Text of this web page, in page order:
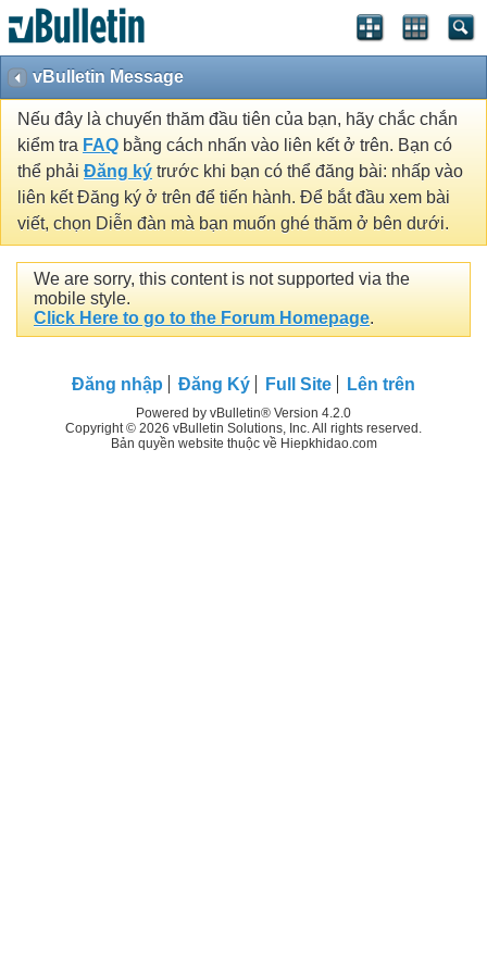
vBulletin Message
Nếu đây là chuyến thăm đầu tiên của bạn, hãy chắc chắn
kiểm tra FAQ bằng cách nhấn vào liên kết ở trên. Bạn có
thể phải Đăng ký trước khi bạn có thể đăng bài: nhấp vào
liên kết Đăng ký ở trên để tiến hành. Để bắt đầu xem bài
viết, chọn Diễn đàn mà bạn muốn ghé thăm ở bên dưới.
We are sorry, this content is not supported via the
mobile style.
Click Here to go to the Forum Homepage.
Đăng nhập Đăng Ký Full Site Lên trên
Powered by vBulletin® Version 4.2.0
Copyright © 2026 vBulletin Solutions, Inc. All rights reserved.
Bản quyền website thuộc về Hiepkhidao.com